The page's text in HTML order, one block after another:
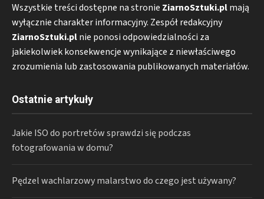
Wszystkie treści dostępne na stronie ZiarnoSztuki.plmają
wyłącznie charakter informacyjny. Zespół redakcyjny
ZiarnoSztuki.plnie ponosi odpowiedzialności za
jakiekolwiek konsekwencje wynikające z niewłaściwego
zrozumienia lub zastosowania publikowanych materiałów.
Ostatnie artykuły
Jakie ISO do portretów sprawdzi się podczas
fotografowania w domu?
Pędzel wachlarzowy malarstwo do czego jest używany?